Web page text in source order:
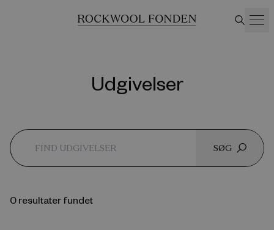
Udgivelser
SØG
0 resultater fundet